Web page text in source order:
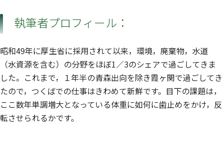
執筆者プロフィール：
昭和49年に厚生省に採用されて以来，環境，廃棄物，水道
（水資源を含む）の分野をほぼ1／3のシェアで過ごしてきま
した。これまで，１年半の青森出向を除き霞ヶ関で過ごしてき
たので，つくばでの仕事はきわめて新鮮です。目下の課題は，
ここ数年単調増大となっている体重に如何に歯止めをかけ，反
転させられるかです。